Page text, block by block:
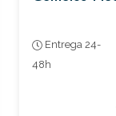
Entrega 24-
48h